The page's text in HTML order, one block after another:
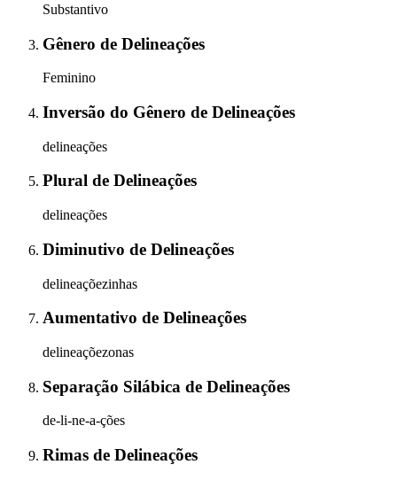
Substantivo
Gênero de Delineações
Feminino
Inversão do Gênero de Delineações
delineações
Plural de Delineações
delineações
Diminutivo de Delineações
delineaçõezinhas
Aumentativo de Delineações
delineaçõezonas
Separação Silábica de Delineações
de-li-ne-a-ções
Rimas de Delineações